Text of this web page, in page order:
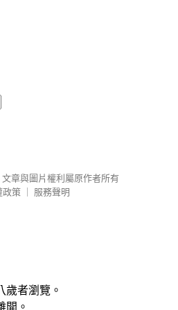
文章與圖片權利屬原作者所有
政策
服務聲明
歲者瀏覽。
開。